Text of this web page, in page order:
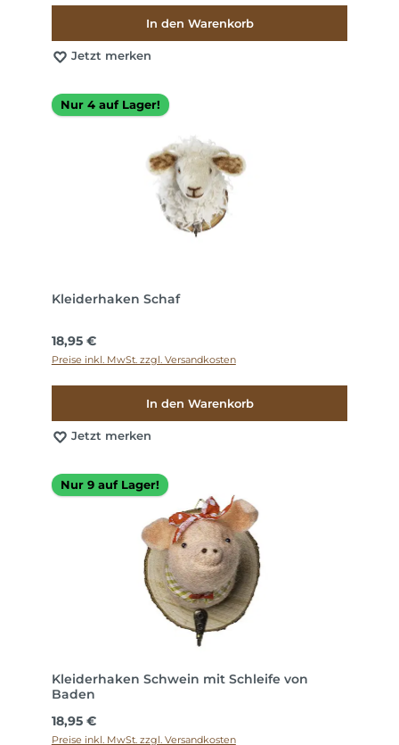
In den Warenkorb
Jetzt merken
Nur 4 auf Lager!
Kleiderhaken Schaf
Regulärer Preis:
18,95 €
Preise inkl. MwSt. zzgl. Versandkosten
In den Warenkorb
Jetzt merken
Nur 9 auf Lager!
Kleiderhaken Schwein mit Schleife von
Baden
Regulärer Preis:
18,95 €
Preise inkl. MwSt. zzgl. Versandkosten